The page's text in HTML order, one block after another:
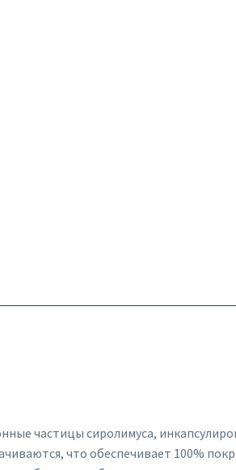
частицы сиролимуса,
что обеспечивает 100%